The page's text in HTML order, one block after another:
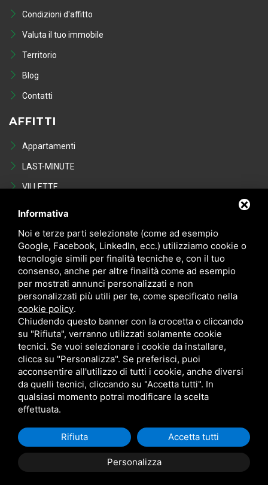
Condizioni d'affitto
Valuta il tuo immobile
Territorio
Blog
Contatti
AFFITTI
Appartamenti
LAST-MINUTE
VILLETTE
Last Minute
VENDITE
Appartamenti
VILLETTE
NEGOZI
POSTI AUTO - GARAGE
Occasioni in vendita
Privacy Sitemap
Informativa
Noi e terze parti selezionate (come ad esempio
Google, Facebook, LinkedIn, ecc.) utilizziamo cookie o
tecnologie simili per finalità tecniche e, con il tuo
consenso, anche per altre finalità come ad esempio
per mostrati annunci personalizzati e non
personalizzati più utili per te, come specificato nella
cookie policy.
Chiudendo questo banner con la crocetta o cliccando
su "Rifiuta", verranno utilizzati solamente cookie
tecnici. Se vuoi selezionare i cookie da installare,
clicca su "Personalizza". Se preferisci, puoi
acconsentire all'utilizzo di tutti i cookie, anche diversi
da quelli tecnici, cliccando su "Accetta tutti". In
qualsiasi momento potrai modificare la scelta
effettuata.
Personalizza
Rifiuta Accetta tutti